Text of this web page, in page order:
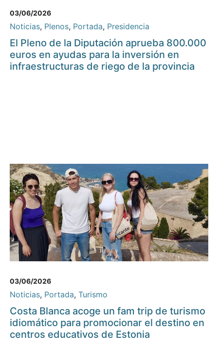
03/06/2026
Noticias, Plenos, Portada, Presidencia
El Pleno de la Diputación aprueba 800.000
euros en ayudas para la inversión en
infraestructuras de riego de la provincia
03/06/2026
Noticias, Portada, Turismo
Costa Blanca acoge un fam trip de turismo
idiomático para promocionar el destino en
centros educativos de Estonia